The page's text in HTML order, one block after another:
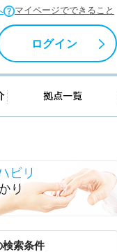
マイページでできること
ログイン
キャリアアドバイザー紹介
検索条件